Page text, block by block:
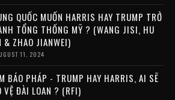
QUỐC MUỐN HARRIS HAY TRUMP TRỞ
TỔNG THỐNG MỸ ? (WANG JISI, HU
& ZHAO JIANWEI)
11, 2024
BÁO PHÁP - TRUMP HAY HARRIS, AI SẼ
VỆ ĐÀI LOAN ? (RFI)